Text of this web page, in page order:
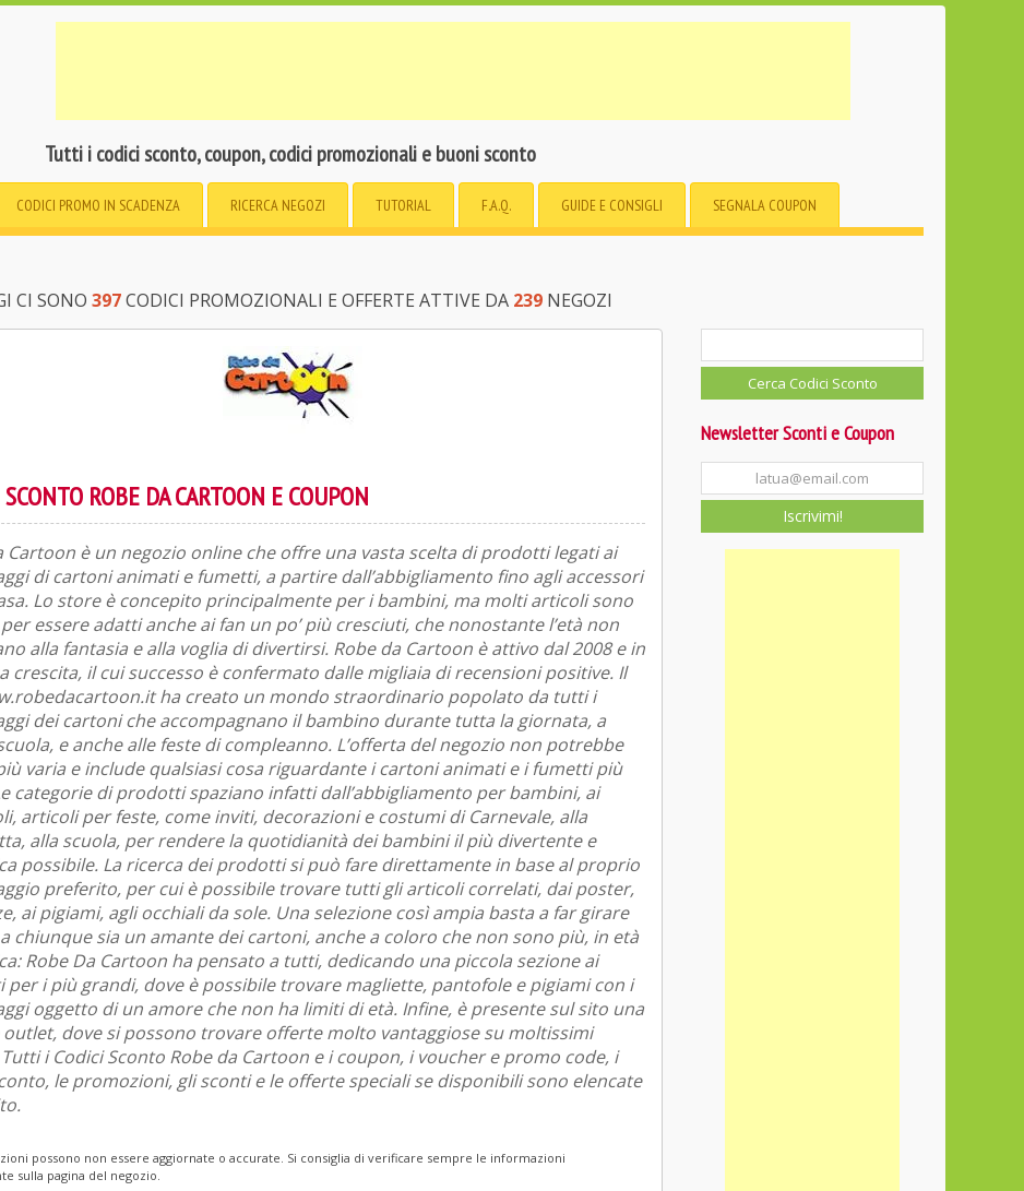
Tutti i codici sconto, coupon, codici promozionali e buoni sconto
CODICI PROMO IN SCADENZA RICERCA NEGOZI TUTORIAL F.A.Q. GUIDE E CONSIGLI SEGNALA COUPON
CI SONO 397CODICI PROMOZIONALI E OFFERTE ATTIVE DA 239NEGOZI
ROBE DA CARTOON E COUPON
Cartoon è un negozio online che offre una vasta scelta di prodotti legati ai
di cartoni animati e fumetti, a partire dall’abbigliamento fino agli accessori
Lo store è concepito principalmente per i bambini, ma molti articoli sono
essere adatti anche ai fan un po’ più cresciuti, che nonostante l’età non
alla fantasia e alla voglia di divertirsi. Robe da Cartoon è attivo dal 2008 e in
crescita, il cui successo è confermato dalle migliaia di recensioni positive. Il
ha creato un mondo straordinario popolato da tutti i
dei cartoni che accompagnano il bambino durante tutta la giornata, a
e anche alle feste di compleanno. L’offerta del negozio non potrebbe
varia e include qualsiasi cosa riguardante i cartoni animati e i fumetti più
categorie di prodotti spaziano infatti dall’abbigliamento per bambini, ai
articoli per feste, come inviti, decorazioni e costumi di Carnevale, alla
alla scuola, per rendere la quotidianità dei bambini il più divertente e
possibile. La ricerca dei prodotti si può fare direttamente in base al proprio
preferito, per cui è possibile trovare tutti gli articoli correlati, dai poster,
ai pigiami, agli occhiali da sole. Una selezione così ampia basta a far girare
chiunque sia un amante dei cartoni, anche a coloro che non sono più, in età
Robe Da Cartoon ha pensato a tutti, dedicando una piccola sezione ai
i più grandi, dove è possibile trovare magliette, pantofole e pigiami con i
oggetto di un amore che non ha limiti di età. Infine, è presente sul sito una
outlet, dove si possono trovare offerte molto vantaggiose su moltissimi
i Codici Sconto Robe da Cartoon e i coupon, i voucher e promo code, i
le promozioni, gli sconti e le offerte speciali se disponibili sono elencate
possono non essere aggiornate o accurate. Si consiglia di verificare sempre le informazioni
sulla pagina del negozio.
Newsletter Sconti e Coupon
Iscrivimi!